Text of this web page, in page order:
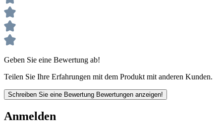
Geben Sie eine Bewertung ab!
Teilen Sie Ihre Erfahrungen mit dem Produkt mit anderen Kunden.
Schreiben Sie eine Bewertung Bewertungen anzeigen!
Anmelden